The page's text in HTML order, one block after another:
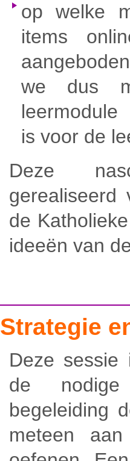
op welke
items
we dus
is voor de
Deze
gerealiseerd
de
ideeën van
Strategie
Deze
de
begeleiding
meteen